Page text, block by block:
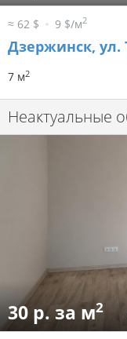
≈ 62 $ 9 $/м2
Дзержинск, ул.
7 м2
Неактуальные
30 р. за м2